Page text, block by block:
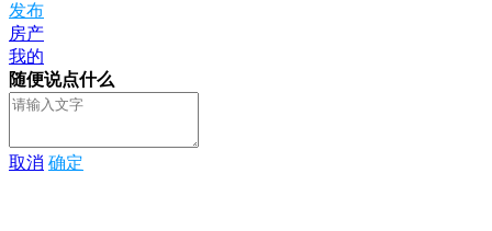
发布
房产
我的
随便说点什么
取消 确定